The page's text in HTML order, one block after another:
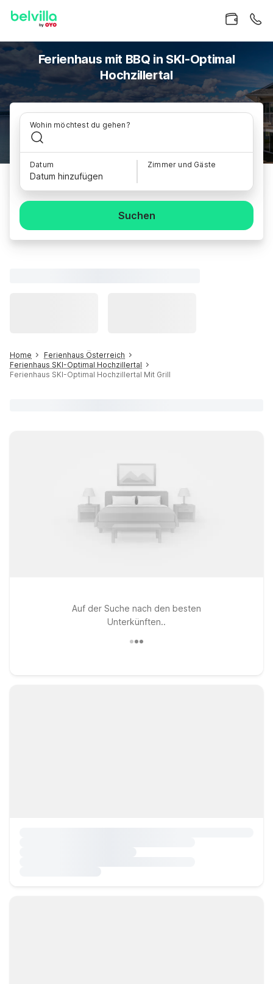
Ferienhaus mit BBQ in SKI-Optimal
Hochzillertal
Wohin möchtest du gehen?
Datum
Datum hinzufügen
Zimmer und Gäste
Suchen
Home
Ferienhaus Österreich
Ferienhaus SKI-Optimal Hochzillertal
Ferienhaus SKI-Optimal Hochzillertal Mit Grill
Auf der Suche nach den besten
Unterkünften..